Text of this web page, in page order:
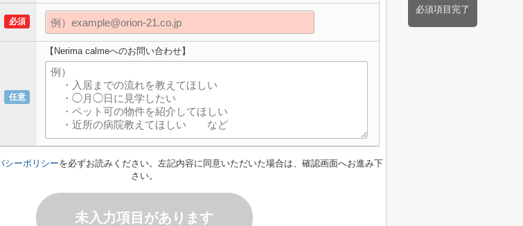
必須項目完了
必須
任意
【Nerima calmeへのお問い合わせ】
シーポリシーを必ずお読みください。左記内容に同意いただいた場合は、確認画面へお進み下
さい。
未入力項目があります